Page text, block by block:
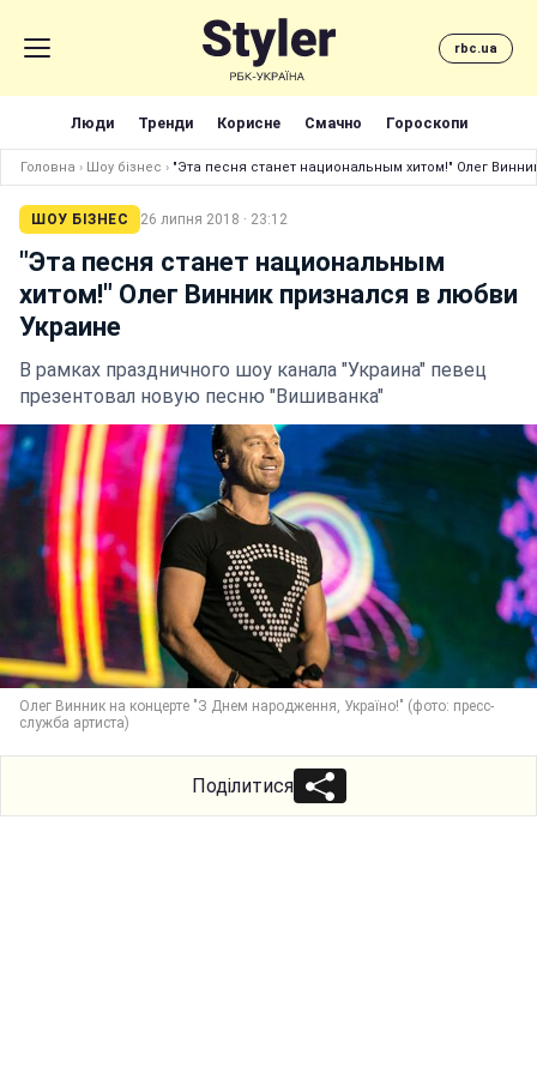
rbc.ua
Люди Тренди Корисне Смачно Гороскопи
Головна › Шоу бізнес › "Эта песня станет национальным хитом!" Олег
ШОУ БІЗНЕС 26 липня 2018 · 23:12
"Эта песня станет национальным
хитом!" Олег Винник признался в любви
Украине
В рамках праздничного шоу канала "Украина" певец
презентовал новую песню "Вишиванка"
Олег Винник на концерте "З Днем народження, Україно!" (фото: пресс-
служба артиста)
Поділитися